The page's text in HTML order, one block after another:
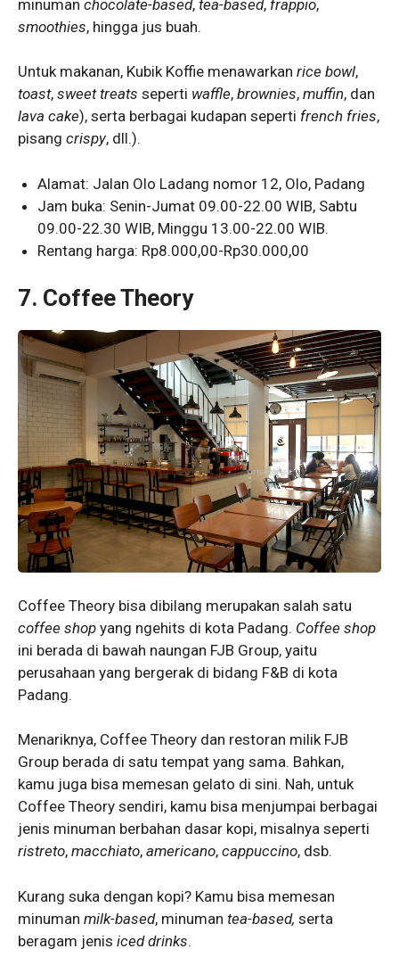
minuman chocolate-based, tea-based, frappio,
smoothies, hingga jus buah.
Untuk makanan, Kubik Koffie menawarkan rice bowl,
toast, sweet treats seperti waffle, brownies, muffin, dan
lava cake), serta berbagai kudapan seperti french fries,
pisang crispy, dll.).
Alamat: Jalan Olo Ladang nomor 12, Olo, Padang
Jam buka: Senin-Jumat 09.00-22.00 WIB, Sabtu
09.00-22.30 WIB, Minggu 13.00-22.00 WIB.
Rentang harga: Rp8.000,00-Rp30.000,00
7. Coffee Theory
Coffee Theory bisa dibilang merupakan salah satu
coffee shop yang ngehits di kota Padang. Coffee shop
ini berada di bawah naungan FJB Group, yaitu
perusahaan yang bergerak di bidang F&B di kota
Padang.
Menariknya, Coffee Theory dan restoran milik FJB
Group berada di satu tempat yang sama. Bahkan,
kamu juga bisa memesan gelato di sini. Nah, untuk
Coffee Theory sendiri, kamu bisa menjumpai berbagai
jenis minuman berbahan dasar kopi, misalnya seperti
ristreto, macchiato, americano, cappuccino, dsb.
Kurang suka dengan kopi? Kamu bisa memesan
minuman milk-based, minuman tea-based, serta
beragam jenis iced drinks.